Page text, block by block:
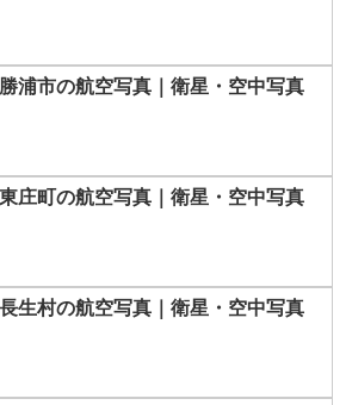
勝浦市の航空写真｜衛星・空中写真
東庄町の航空写真｜衛星・空中写真
長生村の航空写真｜衛星・空中写真